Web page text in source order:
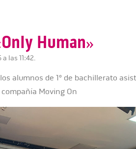
Human»
las 11:42.
alumnos de 1º de bachillerato
Moving On